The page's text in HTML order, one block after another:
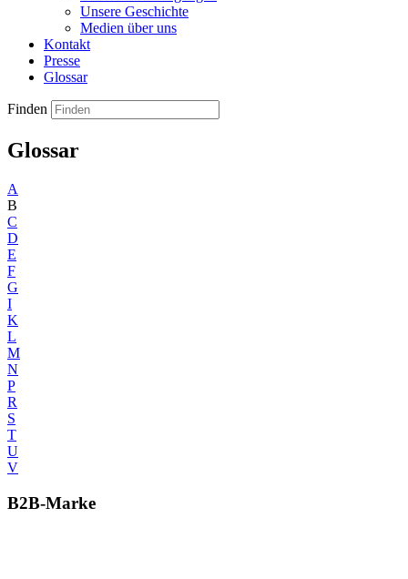
Unsere Geschichte
Medien über uns
Kontakt
Presse
Glossar
Finden
Glossar
A
B
C
D
E
F
G
I
K
L
M
N
P
R
S
T
U
V
B2B-Marke